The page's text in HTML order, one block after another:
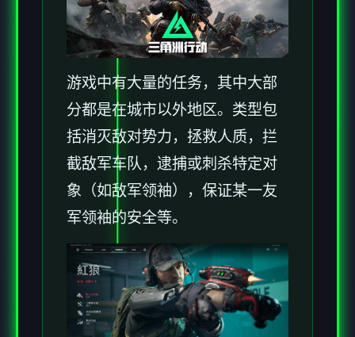
游戏中有大量的任务，其中大部
分都是在城市以外地区。类型包
括消灭敌对势力，拯救人质，拦
截敌军车队，逮捕或刺杀特定对
象（如敌军领袖），保证某一友
军领袖的安全等。